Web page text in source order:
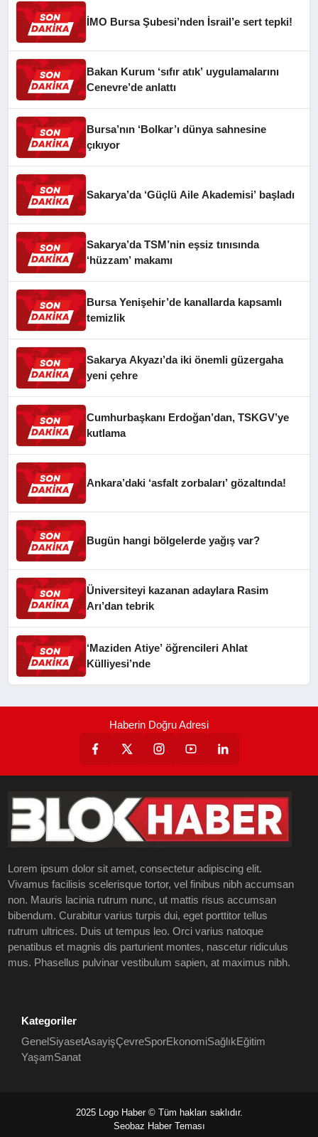
İMO Bursa Şubesi’nden İsrail’e sert tepki!
Bakan Kurum ‘sıfır atık’ uygulamalarını
Cenevre’de anlattı
Bursa’nın ‘Bolkar’ı dünya sahnesine
çıkıyor
Sakarya’da ‘Güçlü Aile Akademisi’ başladı
Sakarya’da TSM’nin eşsiz tınısında
‘hüzzam’ makamı
Bursa Yenişehir’de kanallarda kapsamlı
temizlik
Sakarya Akyazı’da iki önemli güzergaha
yeni çehre
Cumhurbaşkanı Erdoğan’dan, TSKGV’ye
kutlama
Ankara’daki ‘asfalt zorbaları’ gözaltında!
Bugün hangi bölgelerde yağış var?
Üniversiteyi kazanan adaylara Rasim
Arı’dan tebrik
‘Maziden Atiye’ öğrencileri Ahlat
Külliyesi’nde
Haberin Doğru Adresi
Lorem ipsum dolor sit amet, consectetur adipiscing elit.
Vivamus facilisis scelerisque tortor, vel finibus nibh accumsan
non. Mauris lacinia rutrum nunc, ut mattis risus accumsan
bibendum. Curabitur varius turpis dui, eget porttitor tellus
rutrum ultrices. Duis ut tempus leo. Orci varius natoque
penatibus et magnis dis parturient montes, nascetur ridiculus
mus. Phasellus pulvinar vestibulum sapien, at maximus nibh.
Kategoriler
Genel SiyasetAsayişÇevreSporEkonomiSağlıkEğitim
YaşamSanat
2025 Logo Haber © Tüm hakları saklıdır.
Seobaz Haber Teması